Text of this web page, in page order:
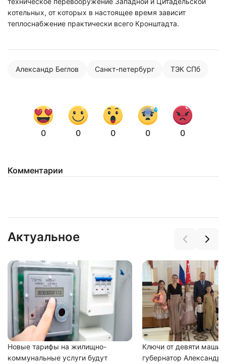
котельных, от которых в настоящее время зависит
теплоснабжение практически всего Кронштадта.
Александр Беглов Санкт-петербург ТЭК СПб
0 0 0 0 0
Комментарии
Актуальное
Новые тарифы на жилищно-
коммунальные услуги будут
Ключи от девяти машин
губернатор Александр
соглашаетесь с
политикой конфиденциальности